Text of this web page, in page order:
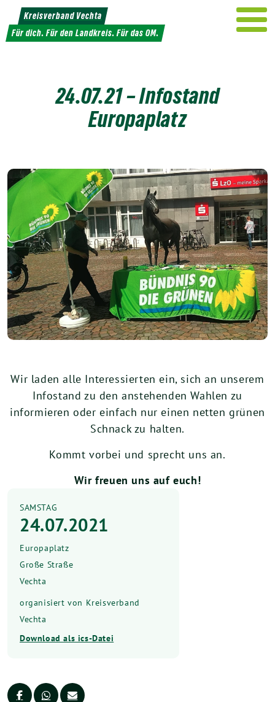
Weiter
zum
Inhalt
Kreisverband Vechta
Für dich. Für den Landkreis. Für das OM.
24.07.21 – Infostand
Europaplatz
Wir laden alle Interessierten ein, sich an unserem
Infostand zu den anstehenden Wahlen zu
informieren oder einfach nur einen netten grünen
Schnack zu halten.
Kommt vorbei und sprecht uns an.
Wir freuen uns auf euch!
SAMSTAG
24.07.2021
Europaplatz
Große Straße
Vechta
organisiert von Kreisverband
Vechta
Download als ics-Datei